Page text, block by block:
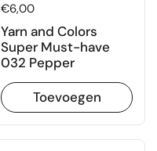
Prijs:
€6,00
Yarn and Colors
Super Must-have
032 Pepper
Toevoegen